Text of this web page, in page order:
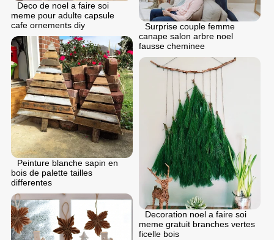
Deco de noel a faire soi
meme pour adulte capsule
cafe ornements diy
Surprise couple femme
canape salon arbre noel
fausse cheminee
Peinture blanche sapin en
bois de palette tailles
differentes
Decoration noel a faire soi
meme gratuit branches vertes
ficelle bois